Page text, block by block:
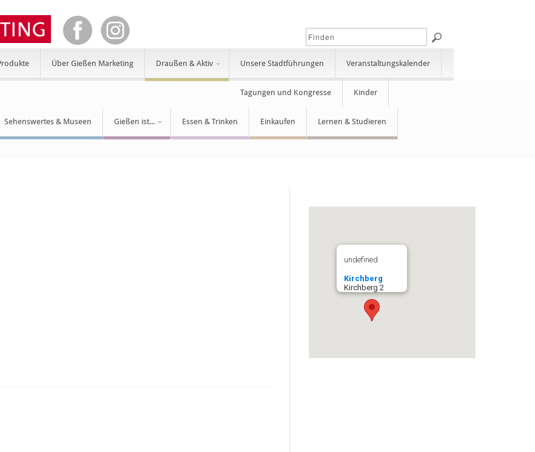
Über Gießen Marketing Draußen & Aktiv Unsere Stadtführungen Veranstaltungskalender
Tagungen und Kongresse Kinder
Sehenswertes & Museen Gießen ist... Essen & Trinken Einkaufen Lernen & Studieren
undefined
Kirchberg
Kirchberg 2